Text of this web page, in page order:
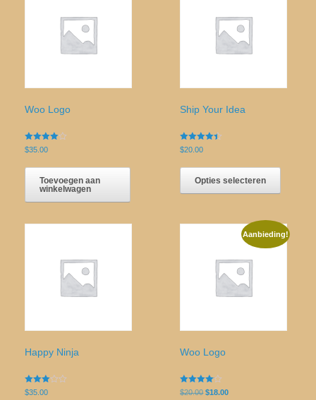
Woo Logo
Gewaardeerd
4.00
$35.00
Toevoegen aan
winkelwagen
Ship Your Idea
Gewaardeerd
4.33
$20.00
Opties selecteren
heeft
Deze
optie
Happy Ninja
Gewaardeerd
3.00
$35.00
Aanbieding!
Woo Logo
Gewaardeerd
4.00
$20.00 Oorspronkelijke
$18.00Huidige